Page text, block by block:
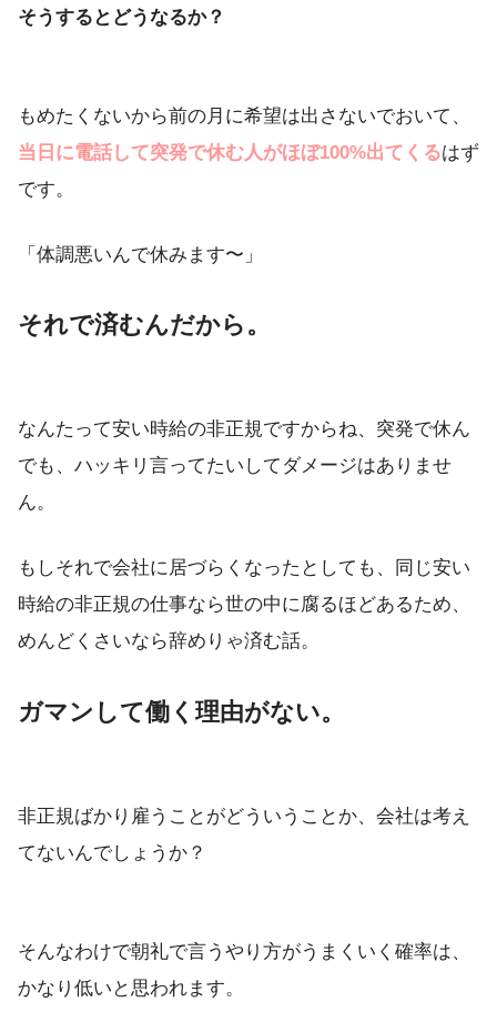
そうするとどうなるか？
もめたくないから前の月に希望は出さないでおいて、
当日に電話して突発で休む人がほぼ100%出てくるはず
です。
「体調悪いんで休みます〜」
それで済むんだから。
なんたって安い時給の非正規ですからね、突発で休ん
でも、ハッキリ言ってたいしてダメージはありませ
ん。
もしそれで会社に居づらくなったとしても、同じ安い
時給の非正規の仕事なら世の中に腐るほどあるため、
めんどくさいなら辞めりゃ済む話。
ガマンして働く理由がない。
非正規ばかり雇うことがどういうことか、会社は考え
てないんでしょうか？
そんなわけで朝礼で言うやり方がうまくいく確率は、
かなり低いと思われます。